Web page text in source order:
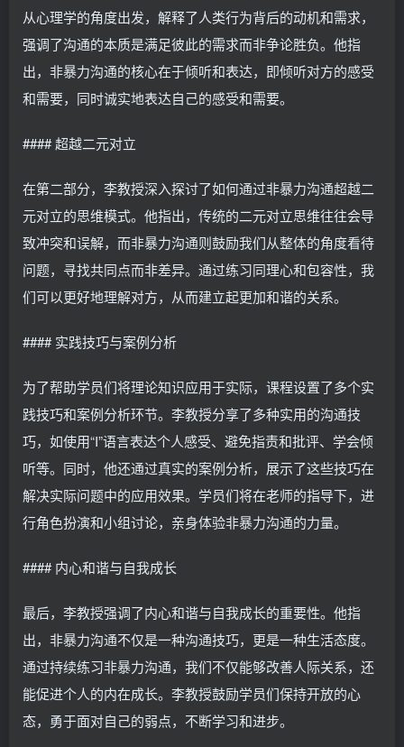
从心理学的角度出发，解释了人类行为背后的动机和需求，
强调了沟通的本质是满足彼此的需求而非争论胜负。他指
出，非暴力沟通的核心在于倾听和表达，即倾听对方的感受
和需要，同时诚实地表达自己的感受和需要。
#### 超越二元对立
在第二部分，李教授深入探讨了如何通过非暴力沟通超越二
元对立的思维模式。他指出，传统的二元对立思维往往会导
致冲突和误解，而非暴力沟通则鼓励我们从整体的角度看待
问题，寻找共同点而非差异。通过练习同理心和包容性，我
们可以更好地理解对方，从而建立起更加和谐的关系。
#### 实践技巧与案例分析
为了帮助学员们将理论知识应用于实际，课程设置了多个实
践技巧和案例分析环节。李教授分享了多种实用的沟通技
巧，如使用“I”语言表达个人感受、避免指责和批评、学会倾
听等。同时，他还通过真实的案例分析，展示了这些技巧在
解决实际问题中的应用效果。学员们将在老师的指导下，进
行角色扮演和小组讨论，亲身体验非暴力沟通的力量。
#### 内心和谐与自我成长
最后，李教授强调了内心和谐与自我成长的重要性。他指
出，非暴力沟通不仅是一种沟通技巧，更是一种生活态度。
通过持续练习非暴力沟通，我们不仅能够改善人际关系，还
能促进个人的内在成长。李教授鼓励学员们保持开放的心
态，勇于面对自己的弱点，不断学习和进步。